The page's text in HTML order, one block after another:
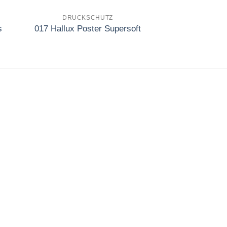
DRUCKSCHUTZ
017 Hallux Poster Supersoft